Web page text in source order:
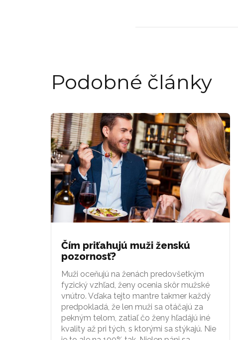
Podobné články
Čím priťahujú muži ženskú
pozornosť?
Muži oceňujú na ženách predovšetkým
fyzický vzhľad, ženy ocenia skôr mužské
vnútro. Vďaka tejto mantre takmer každý
predpokladá, že len muži sa otáčajú za
pekným telom, zatiaľ čo ženy hľadájú iné
kvality až pri tých, s ktorými sa stýkajú. Nie